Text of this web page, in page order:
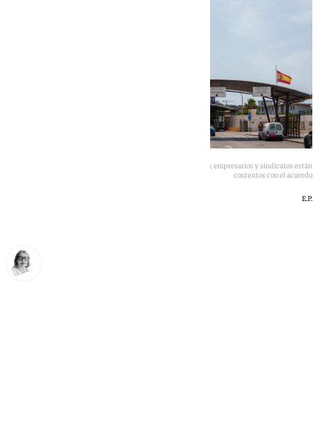
Aunque haya alguna complicación en la aplicación del acuerdo, empresarios y sindicatos están
contentos con el acuerdo
E.P.